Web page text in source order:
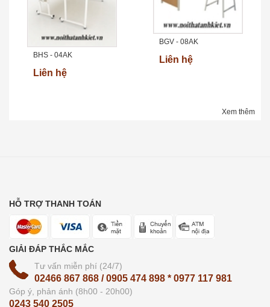
BHS - 04AK
Liên hệ
BGV - 08AK
Liên hệ
Xem thêm
HỖ TRỢ THANH TOÁN
GIẢI ĐÁP THẮC MẮC
Tư vấn miễn phí (24/7)
02466 867 868 / 0905 474 898 * 0977 117 981
Góp ý, phản ánh (8h00 - 20h00)
0243 540 2505